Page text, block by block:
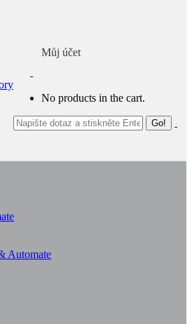
Můj účet
No products in the cart.
Automate